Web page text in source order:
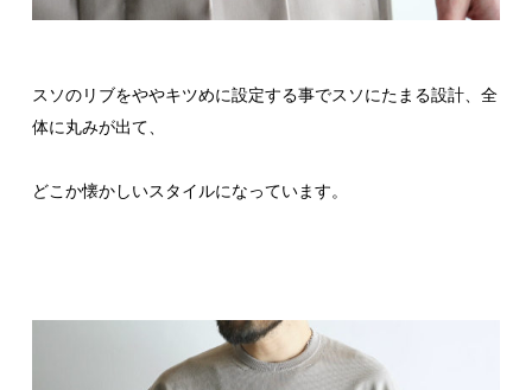
スソのリブをややキツめに設定する事でスソにたまる設計、全
体に丸みが出て、
どこか懐かしいスタイルになっています。